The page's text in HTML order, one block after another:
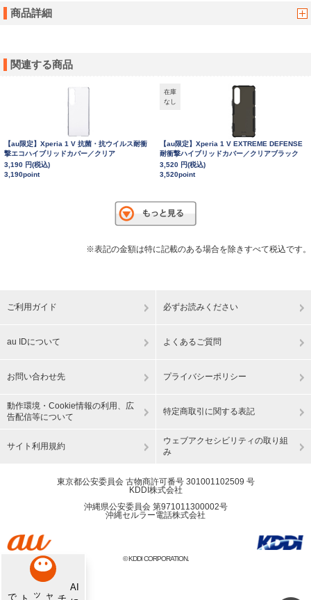
商品詳細
関連する商品
【au限定】Xperia 1 V 抗菌・抗ウイルス耐衝
撃エコハイブリッドカバー／クリア
3,190 円(税込)
3,190point
在庫
なし
【au限定】Xperia 1 V EXTREME DEFENSE
耐衝撃ハイブリッドカバー／クリアブラック
3,520 円(税込)
3,520point
※表記の金額は特に記載のある場合を除きすべて税込です。
ご利用ガイド 必ずお読みください
au IDについて よくあるご質問
お問い合わせ先 プライバシーポリシー
動作環境・Cookie情報の利用、広
告配信等について
特定商取引に関する表記
サイト利用規約
ウェブアクセシビリティの取り組
み
東京都公安委員会 古物商許可番号 301001102509 号
KDDI株式会社
沖縄県公安委員会 第971011300002号
沖縄セルラー電話株式会社
© KDDI CORPORATION.